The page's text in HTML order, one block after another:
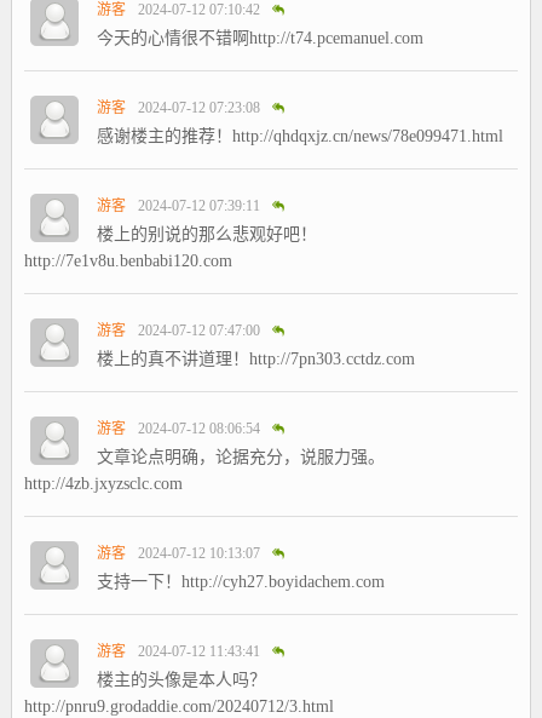
游客 2024-07-12 07:10:42
今天的心情很不错啊http://t74.pcemanuel.com
游客 2024-07-12 07:23:08
感谢楼主的推荐！http://qhdqxjz.cn/news/78e099471.html
游客 2024-07-12 07:39:11
楼上的别说的那么悲观好吧！
http://7e1v8u.benbabi120.com
游客 2024-07-12 07:47:00
楼上的真不讲道理！http://7pn303.cctdz.com
游客 2024-07-12 08:06:54
文章论点明确，论据充分，说服力强。
http://4zb.jxyzsclc.com
游客 2024-07-12 10:13:07
支持一下！http://cyh27.boyidachem.com
游客 2024-07-12 11:43:41
楼主的头像是本人吗？
http://pnru9.grodaddie.com/20240712/3.html